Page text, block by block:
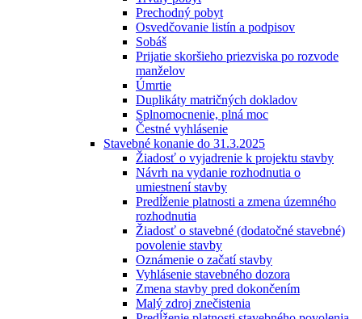
Prechodný pobyt
Osvedčovanie listín a podpisov
Sobáš
Prijatie skoršieho priezviska po rozvode
manželov
Úmrtie
Duplikáty matričných dokladov
Splnomocnenie, plná moc
Čestné vyhlásenie
Stavebné konanie do 31.3.2025
Žiadosť o vyjadrenie k projektu stavby
Návrh na vydanie rozhodnutia o
umiestnení stavby
Predĺženie platnosti a zmena územného
rozhodnutia
Žiadosť o stavebné (dodatočné stavebné)
povolenie stavby
Oznámenie o začatí stavby
Vyhlásenie stavebného dozora
Zmena stavby pred dokončením
Malý zdroj znečistenia